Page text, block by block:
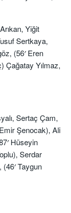
Yiğit
Sertkaya,
(56′ Eren
Çağatay Yılmaz,
Sertaç Çam,
Şenocak), Ali
Hüseyin
Serdar
Taygun